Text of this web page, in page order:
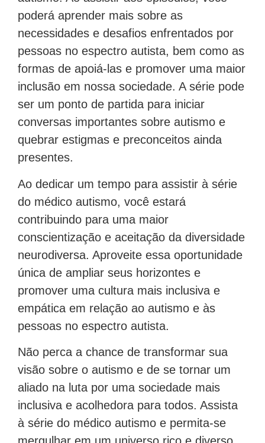
poderá aprender mais sobre as
necessidades e desafios enfrentados por
pessoas no espectro autista, bem como as
formas de apoiá-las e promover uma maior
inclusão em nossa sociedade. A série pode
ser um ponto de partida para iniciar
conversas importantes sobre autismo e
quebrar estigmas e preconceitos ainda
presentes.
Ao dedicar um tempo para assistir à série
do médico autismo, você estará
contribuindo para uma maior
conscientização e aceitação da diversidade
neurodiversa. Aproveite essa oportunidade
única de ampliar seus horizontes e
promover uma cultura mais inclusiva e
empática em relação ao autismo e às
pessoas no espectro autista.
Não perca a chance de transformar sua
visão sobre o autismo e de se tornar um
aliado na luta por uma sociedade mais
inclusiva e acolhedora para todos. Assista
à série do médico autismo e permita-se